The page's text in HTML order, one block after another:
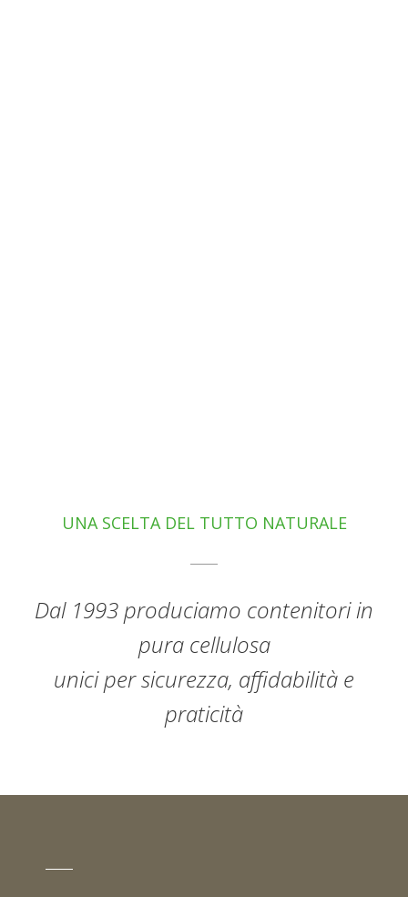
UNA SCELTA DEL TUTTO NATURALE
Dal 1993 produciamo contenitori in
pura cellulosa
unici per sicurezza, affidabilità e
praticità